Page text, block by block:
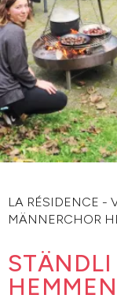
LA RÉSIDENCE -
MÄNNERCHOR